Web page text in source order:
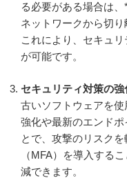
https://
2025-49673
https://
https://
2025-49669
https://
2025-49663
る必要がある場合は
ネットワークから切り
これにより、セキュ
が可能です。
セキュリティ対策の強
古いソフトウェアを
強化や最新のエンド
とで、攻撃のリスク
（MFA）を導入する
減できます。